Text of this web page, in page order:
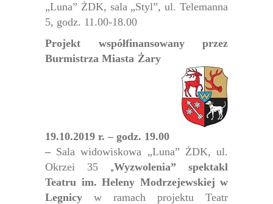
„Luna” ŻDK, sala „Styl”, ul. Telemanna
5, godz. 11.00-18.00
Projekt współfinansowany przez
Burmistrza Miasta Żary
19.10.2019 r. – godz. 19.00
– Sala widowiskowa „Luna” ŻDK, ul.
Okrzei 35 „Wyzwolenia” spektakl
Teatru im. Heleny Modrzejewskiej w
Legnicy w ramach projektu Teatr